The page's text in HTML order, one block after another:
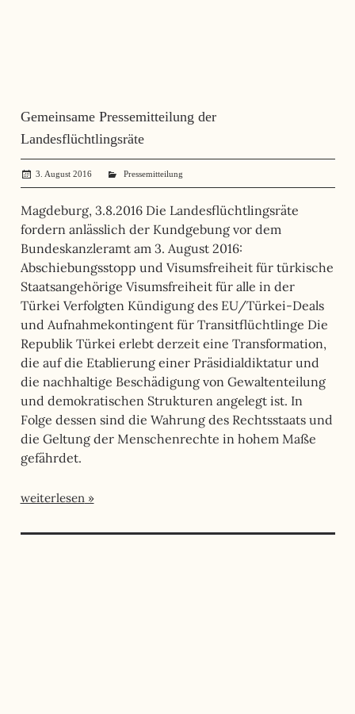
Gemeinsame Pressemitteilung der
Landesflüchtlingsräte
3. August 2016 administrator
Pressemitteilung
Magdeburg, 3.8.2016 Die Landesflüchtlingsräte
fordern anlässlich der Kundgebung vor dem
Bundeskanzleramt am 3. August 2016:
Abschiebungsstopp und Visumsfreiheit für türkische
Staatsangehörige Visumsfreiheit für alle in der
Türkei Verfolgten Kündigung des EU/Türkei-Deals
und Aufnahmekontingent für Transitflüchtlinge Die
Republik Türkei erlebt derzeit eine Transformation,
die auf die Etablierung einer Präsidialdiktatur und
die nachhaltige Beschädigung von Gewaltenteilung
und demokratischen Strukturen angelegt ist. In
Folge dessen sind die Wahrung des Rechtsstaats und
die Geltung der Menschenrechte in hohem Maße
gefährdet.
weiterlesen